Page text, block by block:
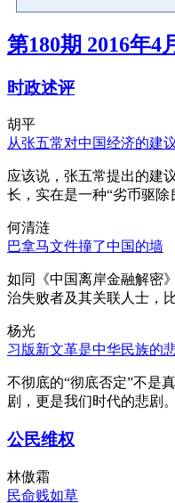
第180期 2016年4
时政述评
胡平
从张五常对中国经济的建
应该说，张五常提出的建
长，实在是一种“劣币驱除
何清涟
巴拿马文件撞了中国的墙
如同《中国离岸金融解密
治失败者及其关联人士，
杨光
习版新文革是中华民族的
不彻底的“彻底否定”不是
剧，更是我们时代的悲剧。
公民维权
林傲霜
民命贱如草